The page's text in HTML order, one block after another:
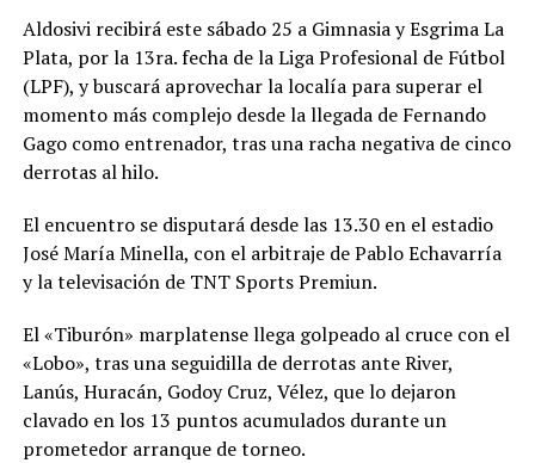
Aldosivi recibirá este sábado 25 a Gimnasia y Esgrima La
Plata, por la 13ra. fecha de la Liga Profesional de Fútbol
(LPF), y buscará aprovechar la localía para superar el
momento más complejo desde la llegada de Fernando
Gago como entrenador, tras una racha negativa de cinco
derrotas al hilo.
El encuentro se disputará desde las 13.30 en el estadio
José María Minella, con el arbitraje de Pablo Echavarría
y la televisación de TNT Sports Premiun.
El «Tiburón» marplatense llega golpeado al cruce con el
«Lobo», tras una seguidilla de derrotas ante River,
Lanús, Huracán, Godoy Cruz, Vélez, que lo dejaron
clavado en los 13 puntos acumulados durante un
prometedor arranque de torneo.